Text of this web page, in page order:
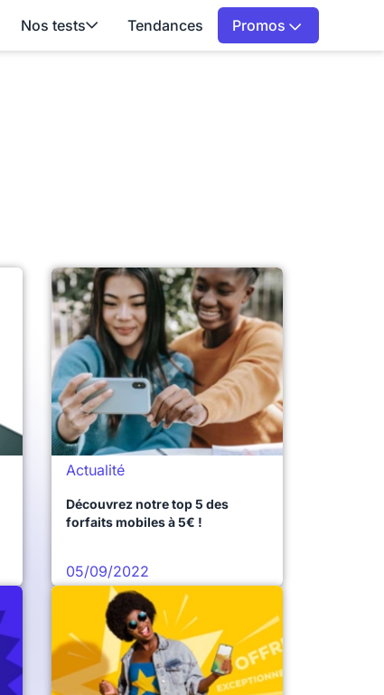
Nos tests Tendances Promos
Actualité
Découvrez notre top 5 des
forfaits mobiles à 5€ !
05/09/2022